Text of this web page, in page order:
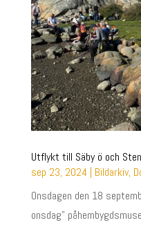
Utflykt till Säby ö och
sep 23, 2024 | Bildarkiv,
Onsdagen den 18
onsdag"